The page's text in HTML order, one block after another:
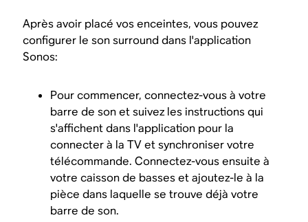
Après avoir placé vos enceintes, vous pouvez
configurer le son surround dans l'application
Sonos:
Pour commencer, connectez-vous à votre
barre de son et suivez les instructions qui
s'affichent dans l'application pour la
connecter à la TV et synchroniser votre
télécommande. Connectez-vous ensuite à
votre caisson de basses et ajoutez-le à la
pièce dans laquelle se trouve déjà votre
barre de son.